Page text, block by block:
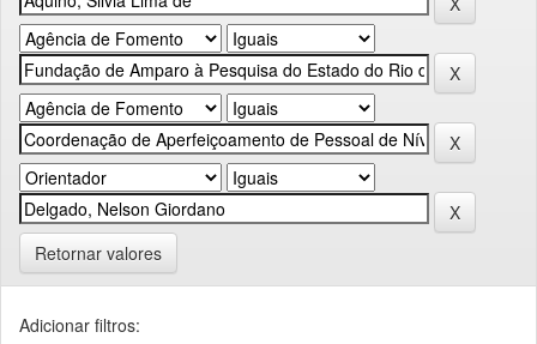
Retornar valores
Adicionar filtros: